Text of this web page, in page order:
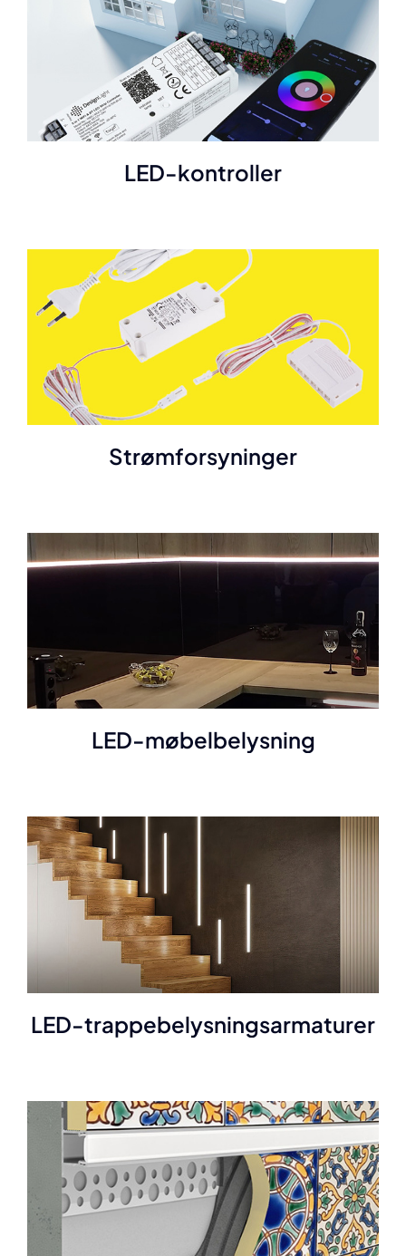
LED-kontroller
Strømforsyninger
LED-møbelbelysning
LED-trappebelysningsarmaturer